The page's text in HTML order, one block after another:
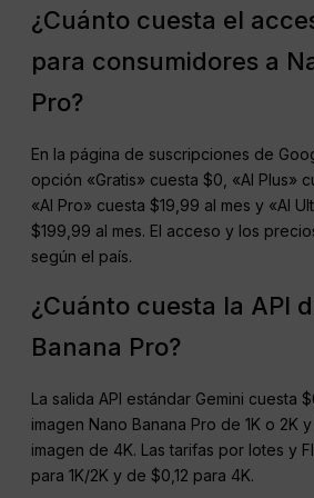
¿Cuánto cuesta el
para consumidores a
Pro?
En la página de suscripciones de
opción «Gratis» cuesta $0, «AI Plus»
«AI Pro» cuesta $19,99 al mes y «AI
$199,99 al mes. El acceso y los
según el país.
¿Cuánto cuesta la API
Banana Pro?
La salida API estándar Gemini cuesta
imagen Nano Banana Pro de 1K o 2K
imagen de 4K. Las tarifas por lotes y
para 1K/2K y de $0,12 para 4K.